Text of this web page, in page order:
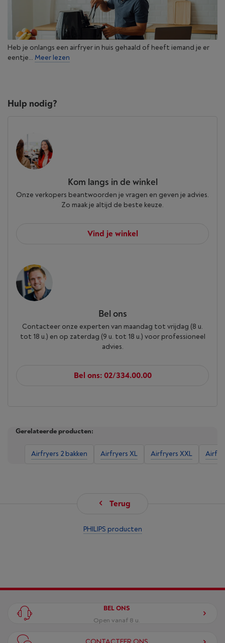
Heb je onlangs een airfryer in huis gehaald of heeft iemand je er
eentje... Meer lezen
Hulp nodig?
Kom langs in de winkel
Onze verkopers beantwoorden je vragen en geven je advies.
Zo maak je altijd de beste keuze.
Vind je winkel
Bel ons
Contacteer onze experten van maandag tot vrijdag (8 u.
tot 18 u.) en op zaterdag (9 u. tot 18 u.) voor professioneel
advies.
Bel ons: 02/334.00.00
Gerelateerde producten:
Airfryers 2 bakken Airfryers XL Airfryers XXL
Terug
PHILIPS producten
BEL ONS
Open vanaf 8 u.